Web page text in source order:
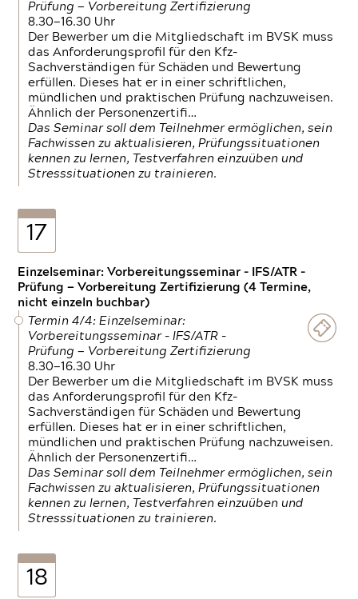
Prüfung — Vorbereitung Zertifizierung
8.30—16.30 Uhr
Der Bewerber um die Mitgliedschaft im BVSK muss
das Anforderungsprofil für den Kfz-
Sachverständigen für Schäden und Bewertung
erfüllen. Dieses hat er in einer schriftlichen,
mündlichen und praktischen Prüfung nachzuweisen.
Ähnlich der Personenzertifi…
Das Seminar soll dem Teilnehmer ermöglichen, sein
Fachwissen zu aktualisieren, Prüfungssituationen
kennen zu lernen, Testverfahren einzuüben und
Stresssituationen zu trainieren.
17
Einzelseminar: Vorbereitungsseminar - IFS/ATR -
Prüfung — Vorbereitung Zertifizierung (4 Termine,
nicht einzeln buchbar)
Termin 4/4: Einzelseminar:
Vorbereitungsseminar - IFS/ATR -
Prüfung — Vorbereitung Zertifizierung
8.30—16.30 Uhr
Der Bewerber um die Mitgliedschaft im BVSK muss
das Anforderungsprofil für den Kfz-
Sachverständigen für Schäden und Bewertung
erfüllen. Dieses hat er in einer schriftlichen,
mündlichen und praktischen Prüfung nachzuweisen.
Ähnlich der Personenzertifi…
Das Seminar soll dem Teilnehmer ermöglichen, sein
Fachwissen zu aktualisieren, Prüfungssituationen
kennen zu lernen, Testverfahren einzuüben und
Stresssituationen zu trainieren.
18